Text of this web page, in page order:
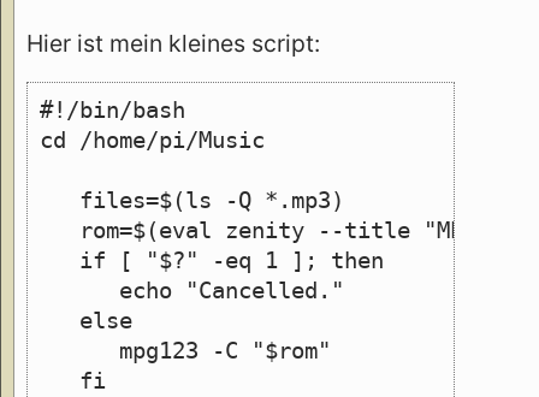
Hier ist mein kleines script:
#!/bin/bash
cd /home/pi/Music
   files=$(ls -Q *.mp3)
rom=$(eval zenity --title
   if [ "$?" -eq 1 ]; then
      echo "Cancelled."
   else
      mpg123 -C "$rom"
   fi